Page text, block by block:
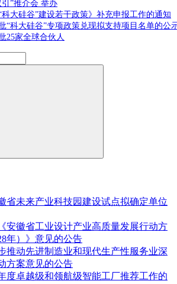
”推介会 举办
大硅谷”建设若干政策》补充申报工作的通知
“科大硅谷”专项政策兑现拟支持项目名单的公
25家全球合伙人
省未来产业科技园建设试点拟确定单位
安徽省工业设计产业高质量发展行动方
年）》意见的公告
推动先进制造业和现代生产性服务业深
方案意见的公告
度卓越级和领航级智能工厂推荐工作的